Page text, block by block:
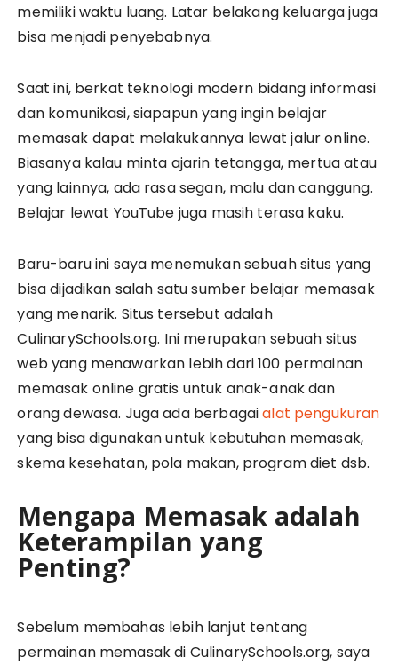
memiliki waktu luang. Latar belakang keluarga juga
bisa menjadi penyebabnya.
Saat ini, berkat teknologi modern bidang informasi
dan komunikasi, siapapun yang ingin belajar
memasak dapat melakukannya lewat jalur online.
Biasanya kalau minta ajarin tetangga, mertua atau
yang lainnya, ada rasa segan, malu dan canggung.
Belajar lewat YouTube juga masih terasa kaku.
Baru-baru ini saya menemukan sebuah situs yang
bisa dijadikan salah satu sumber belajar memasak
yang menarik. Situs tersebut adalah
CulinarySchools.org. Ini merupakan sebuah situs
web yang menawarkan lebih dari 100 permainan
memasak online gratis untuk anak-anak dan
orang dewasa. Juga ada berbagaialat pengukuran
yang bisa digunakan untuk kebutuhan memasak,
skema kesehatan, pola makan, program diet dsb.
Mengapa Memasak adalah
Keterampilan yang
Penting?
Sebelum membahas lebih lanjut tentang
permainan memasak di CulinarySchools.org, saya